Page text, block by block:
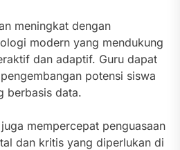
meningkat dengan
modern yang mendukung
dan adaptif. Guru dapat
potensi siswa
berbasis data.
mempercepat penguasaan
dan kritis yang diperlukan di